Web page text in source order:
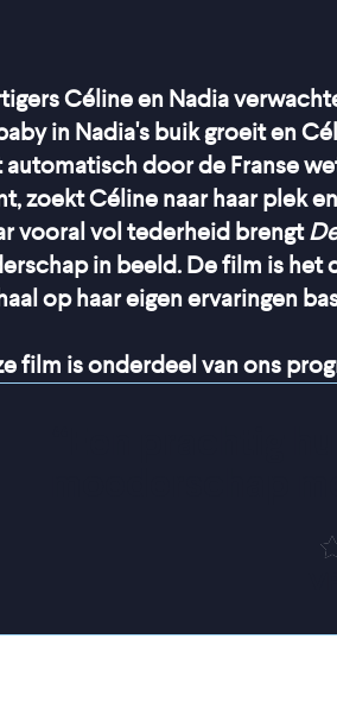
Céline en Nadia
in Nadia's buik groeit en
automatisch door de Franse
zoekt Céline naar haar plek
vooral vol tederheid brengt
in beeld. De film is het
op haar eigen ervaringen
film is onderdeel van ons
kijkt uit naar de komst van